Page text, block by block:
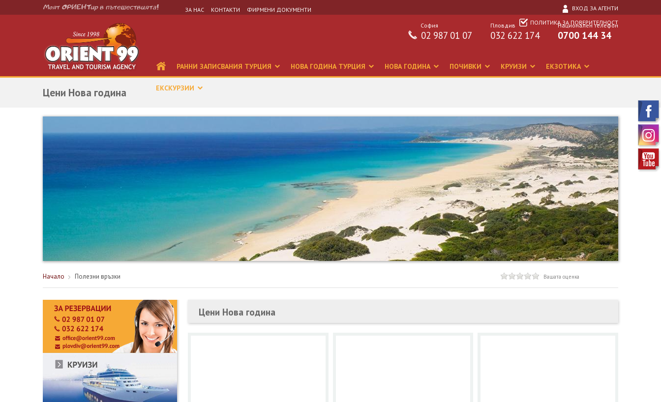
ЗА НАС КОНТАКТИ ФИРМЕНИ ДОКУМЕНТИ
ВХОД ЗА АГЕНТИ
ПОЛИТИКА ЗА ПОВЕРИТЕЛНОСТ
Национален телефон
0700 144 34
Пловдив
032 622 174
София
02 987 01 07
РАННИ ЗАПИСВАНИЯ ТУРЦИЯ НОВА ГОДИНА ТУРЦИЯ НОВА ГОДИНА ПОЧИВКИ КРУИЗИ ЕКЗОТИКА
ЕКСКУРЗИИ
Цени Нова година
Начало Полезни връзки Вашата оценка
Цени Нова година